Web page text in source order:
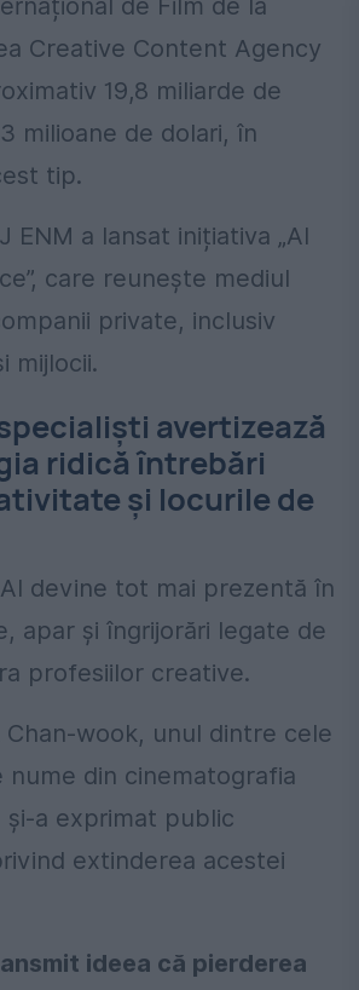
de Film de la
Creative Content Agency
19,8 miliarde de
milioane de dolari, în
tip.
ENM a lansat inițiativa „AI
care reunește mediul
private, inclusiv
mijlocii.
avertizează
ridică întrebări
și locurile de
devine tot mai prezentă în
apar și îngrijorări legate de
profesiilor creative.
Chan-wook, unul dintre cele
nume din cinematografia
și-a exprimat public
extinderea acestei
ideea că pierderea